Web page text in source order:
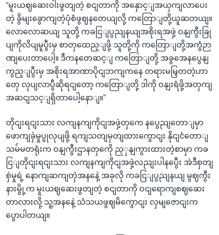
“မူးယဈဆေးဝါးဖွတျတဲ့ စငျတာကို အနှောင့ျအယှကျလာပေး
တဲ့ ခွိမျးခွောကျတဲ့ပုံစံဖွဈနတေယျလို့ ကတြောျတို့ယူဆတယျ။
လောလောဆယျ သူတို့ ကခငြျပွညျနယျအစိုးရအဖှဲ့ ဝနျကွီးခြု
ပျကိုလိပျမူပွီးမှ စာတှထေည့ျဖို့ သူတို့ကို ကတြောျတို့အကွံဉာ
ဏျပေးတာပေါ့။ ဒီကနတေဆင့ျ ကတြောျတို့ အခွအေနပွေနျ
ကွည့ျပွီးမှ အစိုးရအာဏာပိုငျဘကျကနေ တရားမမြှတတဲ့ဟာ
တှေ လုပျလာပွီဆိုရငျတော့ ကတြောျတို့ ဒါကို ဝနျးရံဖို့အတှကျ
အဆငျသင့ျရှိတာပေါ့နောျ။”
တိုငျးရငျးသား လကျနကျကိုငျအဖှဲ့တှကေ နပွေညျတောျမှာ
ဖောကျခှဲမှုပွုလုပျဖို့ ရကျသတျမှတျထားကွောငျး နိုငျငံတောျ
သမ်မတရုံးက ဝနျကွီးဌာနတှကေို ညှှနျကွားထားတဲ့စာမှာ ကခ
ငြျတိုငျးရငျးသား လကျနကျကိုငျအဖှဲ့လညျးပါနပွေီး အဲဒီစှတျ
စှဲမှုရဲ့ နောကျဆကျတှဲအနနေဲ့ အခုလို ကခငြျပွညျနယျ မွဈကွီး
နားမွို့က မူးယဈဆေးဖွတျတဲ့ စငျတာကို ဝငျရောကျစဈဆေး
တာလားလို့ သူ့အနနေဲ့ သံသယဖွဈမိကွောငျး လှမျဇောငျးက
ပွောပါတယျ။